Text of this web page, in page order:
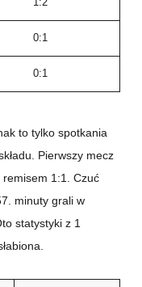
1:2
0:1
0:1
to tylko spotkania
Pierwszy mecz
remisem 1:1. Czuć
minuty grali w
statystyki z 1